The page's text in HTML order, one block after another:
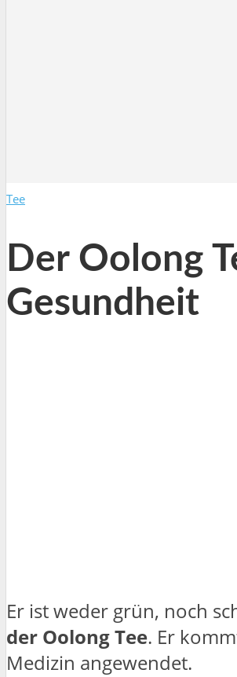
Tee
Der Oolong
Gesundheit
Er ist weder grün, noch
der Oolong Tee. Er
Medizin angewendet.